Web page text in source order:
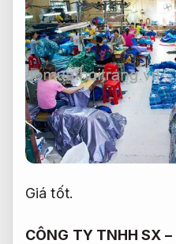
Giá tốt.
CÔNG TY TNHH SX